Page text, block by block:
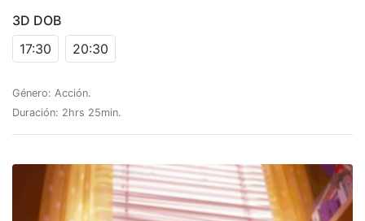
3D DOB
17:30
20:30
Género: Acción.
Duración: 2hrs 25min.